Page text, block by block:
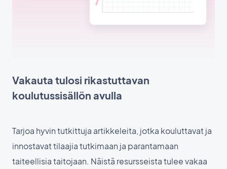
Vakauta tulosi rikastuttavan
koulutussisällön avulla
Tarjoa hyvin tutkittuja artikkeleita, jotka kouluttavat ja
innostavat tilaajia tutkimaan ja parantamaan
taiteellisia taitojaan. Näistä resursseista tulee vakaa